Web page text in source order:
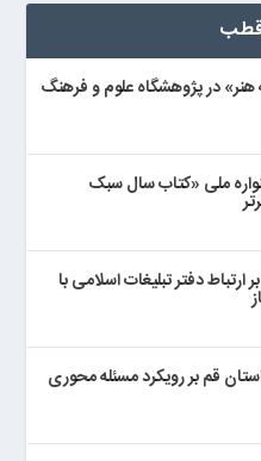
قطب
در پژوهشگاه علوم و فرهنگ
ملی «کتاب سال سبک
ارتباط دفتر تبلیغات اسلامی با
قم بر رویکرد مسئله محوری